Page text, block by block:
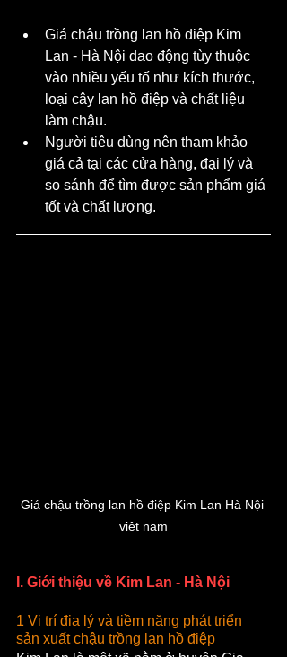
Giá chậu trồng lan hồ điệp Kim
Lan - Hà Nội dao động tùy thuộc
vào nhiều yếu tố như kích thước,
loại cây lan hồ điệp và chất liệu
làm chậu.
Người tiêu dùng nên tham khảo
giá cả tại các cửa hàng, đại lý và
so sánh để tìm được sản phẩm giá
tốt và chất lượng.
Giá chậu trồng lan hồ điệp Kim Lan Hà Nội
việt nam
I. Giới thiệu về Kim Lan - Hà Nội
1 Vị trí địa lý và tiềm năng phát triển
sản xuất chậu trồng lan hồ điệp